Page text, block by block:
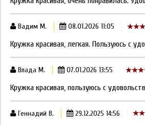
Вадим М. 08.01.2026 11:05
Кружка красивая, легкая. Пользуюсь с
Влада М. 07.01.2026 13:55
Кружка красивая, пользуюсь с
Геннадий В. 29.12.2025 14:56